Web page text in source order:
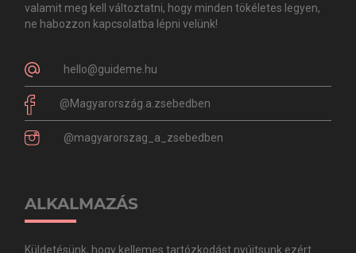
valamit meg kell változtatni, hogy minden tökéletes legyen,
ne habozzon kapcsolatba lépni velünk!
hello@guideme.hu
@Magyarország.a.zsebedben
@magyarorszag_a_zsebedben
ALKALMAZÁS
Küldetésünk, hogy kellemes tartózkodást nyújtsunk ezért